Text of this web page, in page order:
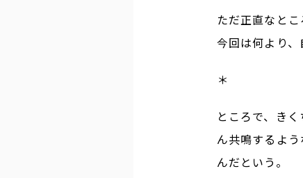
ただ正直なと
今回は何より
＊
ところで、き
ん共鳴するよ
んだという。